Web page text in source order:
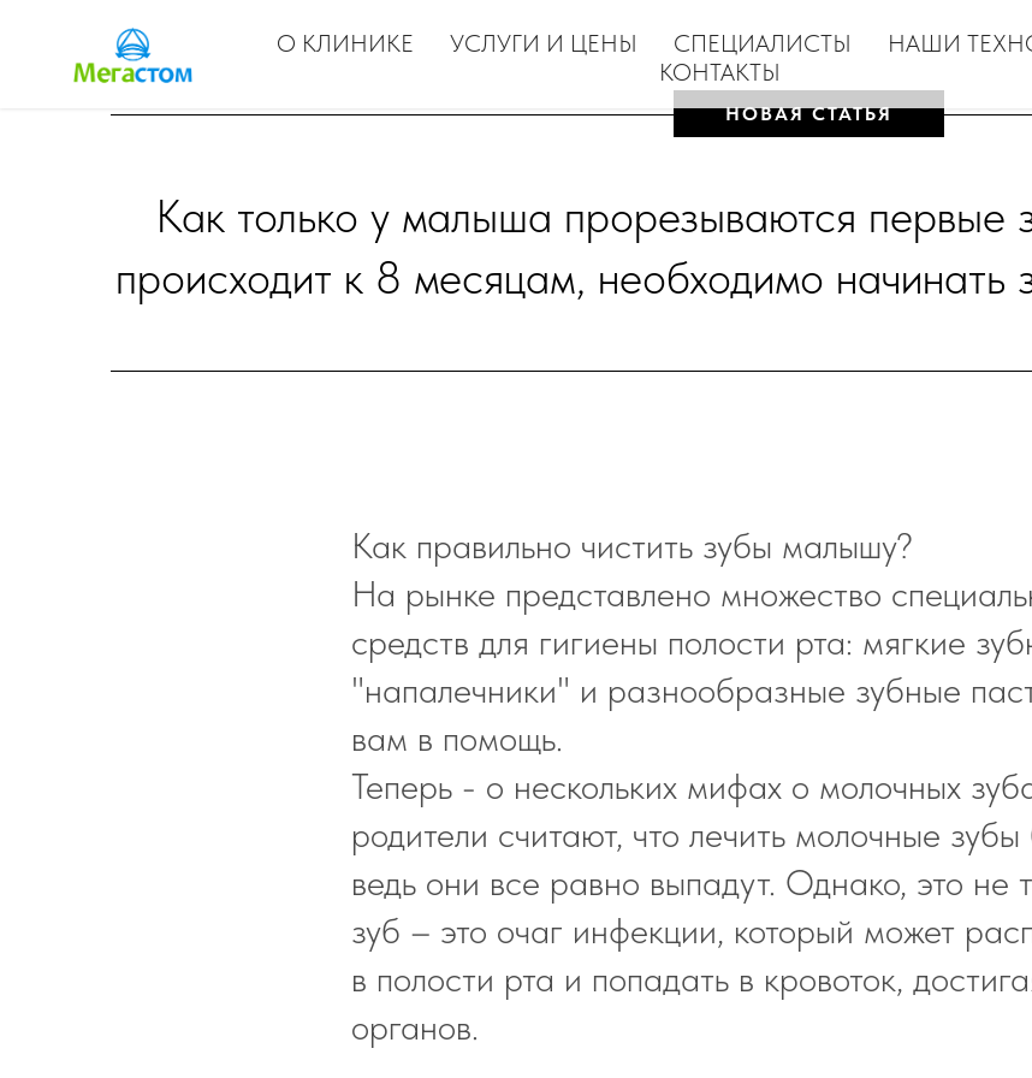
О КЛИНИКЕ УСЛУГИ И ЦЕНЫ СПЕЦИАЛИСТЫ
НАШИ
КОНТАКТЫ
НОВАЯ СТАТЬЯ
Как только у малыша прорезываются первые
происходит к 8 месяцам, необходимо начинать
Как правильно чистить зубы малышу?
На рынке представлено множество
средств для гигиены полости рта: мягкие
"напалечники" и разнообразные зубные
вам в помощь.
Теперь - о нескольких мифах о молочных
родители считают, что лечить молочные
ведь они все равно выпадут. Однако, это не
зуб – это очаг инфекции, который может
в полости рта и попадать в кровоток,
органов.